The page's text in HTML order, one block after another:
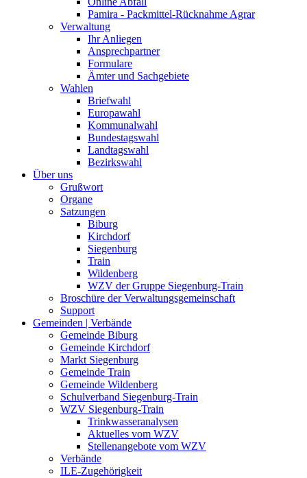
Pamira - Packmittel-Rücknahme Agrar
Verwaltung
Ihr Anliegen
Ansprechpartner
Formulare
Ämter und Sachgebiete
Wahlen
Briefwahl
Europawahl
Kommunalwahl
Bundestagswahl
Landtagswahl
Bezirkswahl
Über uns
Grußwort
Organe
Satzungen
Biburg
Kirchdorf
Siegenburg
Train
Wildenberg
WZV der Gruppe Siegenburg-Train
Broschüre der Verwaltungsgemeinschaft
Support
Gemeinden | Verbände
Gemeinde Biburg
Gemeinde Kirchdorf
Markt Siegenburg
Gemeinde Train
Gemeinde Wildenberg
Schulverband Siegenburg-Train
WZV Siegenburg-Train
Trinkwasseranalysen
Aktuelles vom WZV
Stellenangebote vom WZV
Verbände
ILE-Zugehörigkeit